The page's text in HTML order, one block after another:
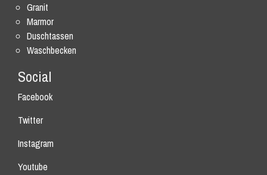
Granit
Marmor
Duschtassen
Waschbecken
Social
Facebook
Twitter
Instagram
Youtube